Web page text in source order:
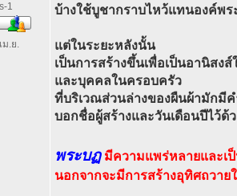
1
ม.ย.
บ้างใช้บูชากราบไหว้แทนองค์พร
แต่ในระยะหลังนั้น
เป็นการสร้างขึ้นเพื่อเป็นอานิสงส์
และบุคคลในครอบครัว
ที่บริเวณส่วนล่างของผืนผ้ามักมี
บอกชื่อผู้สร้างและวันเดือนปีไว้ด้
พระบฏ มีความแพร่หลายและ
นอกจากจะมีการสร้างอุทิศถวา